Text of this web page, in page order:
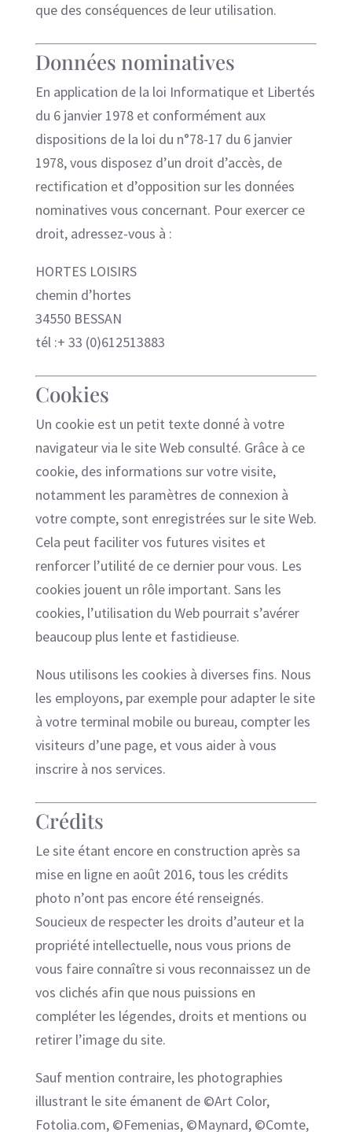
que des conséquences de leur utilisation.
Données nominatives
En application de la loi Informatique et Libertés
du 6 janvier 1978 et conformément aux
dispositions de la loi du n°78-17 du 6 janvier
1978, vous disposez d’un droit d’accès, de
rectification et d’opposition sur les données
nominatives vous concernant. Pour exercer ce
droit, adressez-vous à :
HORTES LOISIRS
chemin d’hortes
34550 BESSAN
tél :+ 33 (0)612513883
Cookies
Un cookie est un petit texte donné à votre
navigateur via le site Web consulté. Grâce à ce
cookie, des informations sur votre visite,
notamment les paramètres de connexion à
votre compte, sont enregistrées sur le site Web.
Cela peut faciliter vos futures visites et
renforcer l’utilité de ce dernier pour vous. Les
cookies jouent un rôle important. Sans les
cookies, l’utilisation du Web pourrait s’avérer
beaucoup plus lente et fastidieuse.
Nous utilisons les cookies à diverses fins. Nous
les employons, par exemple pour adapter le site
à votre terminal mobile ou bureau, compter les
visiteurs d’une page, et vous aider à vous
inscrire à nos services.
Crédits
Le site étant encore en construction après sa
mise en ligne en août 2016, tous les crédits
photo n’ont pas encore été renseignés.
Soucieux de respecter les droits d’auteur et la
propriété intellectuelle, nous vous prions de
vous faire connaître si vous reconnaissez un de
vos clichés afin que nous puissions en
compléter les légendes, droits et mentions ou
retirer l’image du site.
Sauf mention contraire, les photographies
illustrant le site émanent de ©Art Color,
Fotolia.com, ©Femenias, ©Maynard, ©Comte,